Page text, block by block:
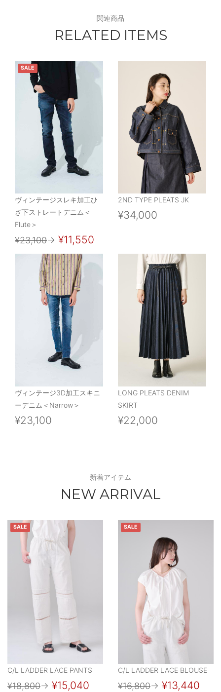
関連商品
RELATED ITEMS
SALE
ヴィンテージスレキ加工ひ
ざ下ストレートデニム＜
Flute＞
¥23,100→ ¥11,550
2ND TYPE PLEATS JK
¥34,000
ヴィンテージ3D加工スキニ
ーデニム＜Narrow＞
¥23,100
LONG PLEATS DENIM
SKIRT
¥22,000
新着アイテム
NEW ARRIVAL
SALE
C/L LADDER LACE PANTS
¥18,800→ ¥15,040
SALE
C/L LADDER LACE BLOUSE
¥16,800→ ¥13,440